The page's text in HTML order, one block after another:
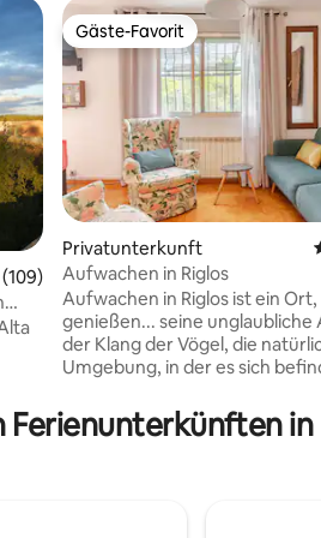
Bewertung: 4,79 von 5,
Gäste-Favorit
Gäste-Favorit
Privatunterkunft
Aufwachen in Riglos
Aufwachen in Riglos ist ein
genießen... seine unglaubliche
der Klang der Vögel, die
Umgebung, in der es sich
Nähe der Mallos de Riglos,
oder der Galicischen Fluss
zu machen Das Haus verfügt
in